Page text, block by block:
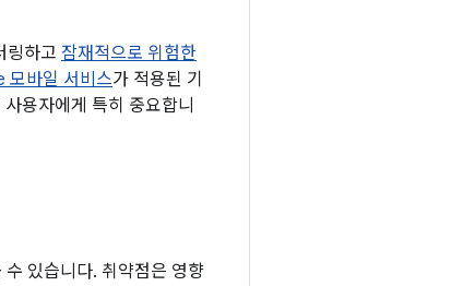
링하고 잠재적으로 위험한
모바일 서비스가 적용된 기
용자에게 특히 중요합니
있습니다. 취약점은 영향